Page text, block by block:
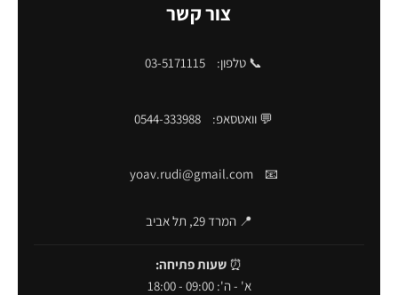
צור קשר
📞 טלפון: 03-5171115
💬 וואטסאפ: 0544-333988
📧
yoav.rudi@gmail.com
📍 המרד 29, תל אביב
⏰ שעות פתיחה:
א' - ה': 09:00 - 18:00